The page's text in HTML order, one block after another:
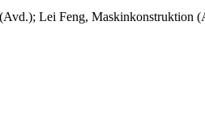
Lei Feng, Maskinkonstruktion